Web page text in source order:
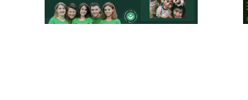
3 catégories 14 fonctionnalités